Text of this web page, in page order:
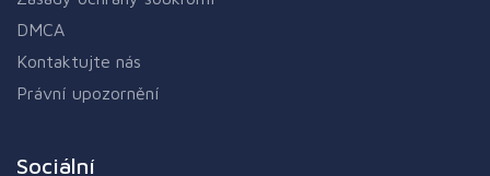
DMCA
Kontaktujte nás
Právní upozornění
Sociální